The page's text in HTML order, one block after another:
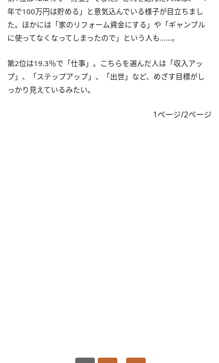
年で100万円は貯める」と意気込んでいる様子が目立ちまし
た。ほかには「家のリフォーム資金にする」や「ギャンブル
に使ってなくなってしまったので」という人も……。
第2位は19.3％で「仕事」。こちらを選んだ人は「収入アッ
プ」、「ステップアップ」、「出世」など、めざす目標がし
っかり見えているみたい。
1ページ/2ページ